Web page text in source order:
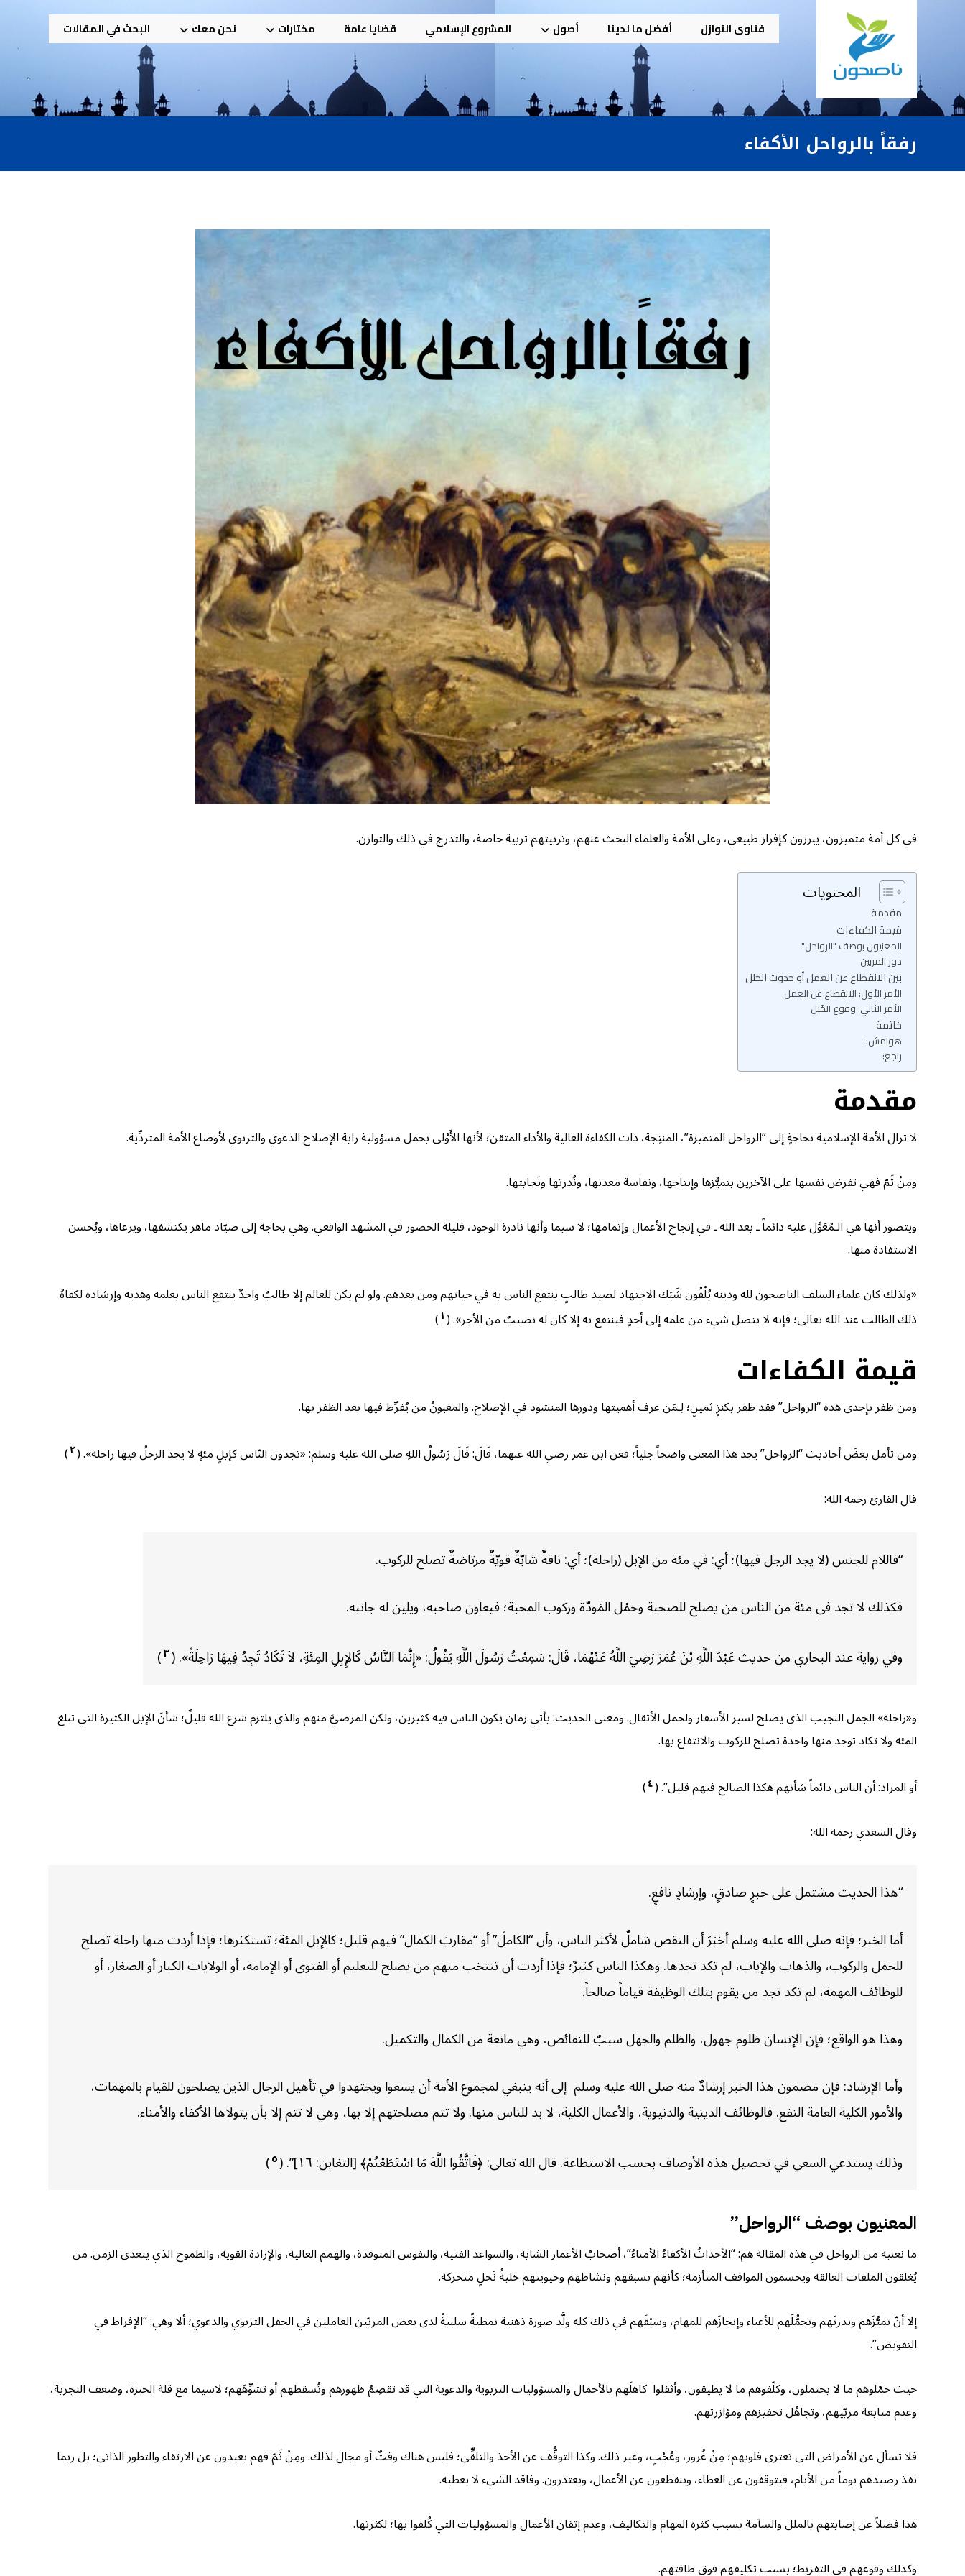
فتاوى النوازل أفضل ما لدينا أصول المشروع الإسلامي قضايا عامة مختارات نحن معك البحث في المقالات
رفقاً بالرواحل الأكفاء
في كل أمة متميزون، يبرزون كإفراز طبيعي، وعلى الأمة والعلماء البحث عنهم، وتربيتهم تربية خاصة، والتدرج في ذلك والتوازن.
المحتويات
مقدمة
قيمة الكفاءات
المعنيون بوصف "الرواحل"
دور المربين
بين الانقطاع عن العمل أو حدوث الخلل
الأمر الأول: الانقطاع عن العمل
الأمر الثاني: وقوع الخَلل
خاتمة
هوامش:
راجع:
مقدمة
لا تزال الأمة الإسلامية بحاجةٍ إلى “الرواحل المتميزة”، المنتِجة، ذات الكفاءة العالية والأداء المتقن؛ لأنها الأَوْلى بحمل مسؤولية راية الإصلاح الدعوي والتربوي لأوضاع الأمة المتردِّية.
ومِنْ ثَمّ فهي تفرض نفسها على الآخرين بتميُّزها وإنتاجها، ونفاسة معدنها، ونُدرتها ونَجابتها.
ويتصور أنها هي الـمُعَوَّل عليه دائماً ـ بعد الله ـ في إنجاح الأعمال وإتمامها؛ لا سيما وأنها نادرة الوجود، قليلة الحضور في المشهد الواقعي. وهي بحاجة إلى صيّاد ماهر يكتشفها، ويرعاها، ويُحسن
الاستفادة منها.
«ولذلك كان علماء السلف الناصحون لله ودينه يُلْقُون شَبَك الاجتهاد لصيد طالبٍ ينتفع الناس به في حياتهم ومن بعدهم. ولو لم يكن للعالم إلا طالبٌ واحدٌ ينتفع الناس بعلمه وهديه وإرشاده لكفاهُ
ذلك الطالب عند الله تعالى؛ فإنه لا يتصل شيء من علمه إلى أحدٍ فينتفع به إلا كان له نصيبٌ من الأجر». (١)
قيمة الكفاءات
ومن ظفر بإحدى هذه “الرواحل” فقد ظفر بكنزٍ ثمينٍ؛ لِـمَن عرف أهميتها ودورها المنشود في الإصلاح. والمغبونُ من يُفرِّط فيها بعد الظفر بها.
ومن تأمل بعضَ أحاديث “الرواحل” يجد هذا المعنى واضحاً جلياً؛ فعن ابن عمر رضي الله عنهما، قَالَ: قَالَ رَسُولُ اللهِ صلى الله عليه وسلم: «تجدون النّاس كإبلٍ مئةٍ لا يجد الرجلُ فيها راحلة». (٢)
قال القارئ رحمه الله:
“فاللام للجنس (لا يجد الرجل فيها)؛ أي: في مئة من الإبل (راحلة)؛ أي: ناقةٌ شابّةٌ قويّةٌ مرتاضةٌ تصلح للركوب.
فكذلك لا تجد في مئة من الناس من يصلح للصحبة وحمْل المَودّة وركوب المحبة؛ فيعاون صاحبه، ويلين له جانبه.
وفي رواية عند البخاري من حديث عَبْدَ اللَّهِ بْنَ عُمَرَ رَضِيَ اللَّهُ عَنْهُمَا، قَالَ: سَمِعْتُ رَسُولَ اللَّهِ يَقُولُ: «إِنَّمَا النَّاسُ كَالإِبِلِ المِئَةِ، لاَ تَكَادُ تَجِدُ فِيهَا رَاحِلَةً». (٣)
و«راحلة» الجمل النجيب الذي يصلح لسير الأسفار ولحمل الأثقال. ومعنى الحديث: يأتي زمان يكون الناس فيه كثيرين، ولكن المرضيَّ منهم والذي يلتزم شرع الله قليلٌ؛ شأنَ الإبل الكثيرة التي تبلغ
المئة ولا تكاد توجد منها واحدة تصلح للركوب والانتفاع بها.
أو المراد: أن الناس دائماً شأنهم هكذا الصالح فيهم قليل”. (٤)
وقال السعدي رحمه الله:
“هذا الحديث مشتمل على خبرٍ صادقٍ، وإرشادٍ نافعٍ.
أما الخبر؛ فإنه صلى الله عليه وسلم أخبَرَ أن النقص شاملٌ لأكثر الناس، وأن “الكاملَ” أو “مقاربَ الكمال” فيهم قليل؛ كالإبل المئة؛ تستكثرها؛ فإذا أردت منها راحلة تصلح
للحمل والركوب، والذهاب والإياب، لم تكد تجدها. وهكذا الناس كثيرٌ؛ فإذا أردت أن تنتخب منهم من يصلح للتعليم أو الفتوى أو الإمامة، أو الولايات الكبار أو الصغار، أو
للوظائف المهمة، لم تكد تجد من يقوم بتلك الوظيفة قياماً صالحاً.
وهذا هو الواقع؛ فإن الإنسان ظلوم جهول، والظلم والجهل سببٌ للنقائص، وهي مانعة من الكمال والتكميل.
وأما الإرشاد: فإن مضمون هذا الخبر إرشادٌ منه صلى الله عليه وسلم إلى أنه ينبغي لمجموع الأمة أن يسعوا ويجتهدوا في تأهيل الرجال الذين يصلحون للقيام بالمهمات،
والأمور الكلية العامة النفع. فالوظائف الدينية والدنيوية، والأعمال الكلية، لا بد للناس منها. ولا تتم مصلحتهم إلا بها، وهي لا تتم إلا بأن يتولاها الأكفاء والأمناء.
وذلك يستدعي السعي في تحصيل هذه الأوصاف بحسب الاستطاعة. قال الله تعالى: ﴿فَاتَّقُوا اللَّهَ مَا اسْتَطَعْتُمْ﴾ [التغابن: ١٦]”. (
٥)
المعنيون بوصف “الرواحل”
ما نعنيه من الرواحل في هذه المقالة هم: “الأحداثُ الأكفاءُ الأمناءُ”، أصحابُ الأعمار الشابة، والسواعد الفتية، والنفوس المتوقدة، والهمم العالية، والإرادة القوية، والطموح الذي يتعدى الزمن. من
يُغلقون الملفات العالقة ويحسمون المواقف المتأزمة؛ كأنهم بسبقهم ونشاطهم وحيويتهم خليةُ نَحلٍ متحركة.
إلا أنّ تميُّزَهم وندرتَهم وتحمُّلَهم للأعباء وإنجازَهم للمهام، وسبْقَهم في ذلك كله ولَّد صورة ذهنية نمطيةً سلبيةً لدى بعض المربّين العاملين في الحقل التربوي والدعوي؛ ألا وهي: “الإفراط في
التفويض”.
حيث حمّلوهم ما لا يحتملون، وكلّفوهم ما لا يطيقون، وأثقلوا كاهلَهم بالأحمال والمسؤوليات التربوية والدعوية التي قد تقصِمُ ظهورهم وتُسقطهم أو تشوِّهَهم؛ لاسيما مع قلة الخبرة، وضعف التجربة،
وعدم متابعة مربّيهم، وتجاهُل تحفيزهم ومؤازرتهم.
فلا تسأل عن الأمراض التي تعتري قلوبهم؛ مِنْ غُرور، وعُجْبٍ، وغير ذلك. وكذا التوقُّف عن الأخذ والتلقِّي؛ فليس هناك وقتٌ أو مجال لذلك. ومِنْ ثَمّ فهم بعيدون عن الارتقاء والتطور الذاتي؛ بل ربما
نفذ رصيدهم يوماً من الأيام، فيتوقفون عن العطاء، وينقطعون عن الأعمال، ويعتذرون. وفاقد الشيء لا يعطيه.
هذا فضلاً عن إصابتهم بالملل والسآمة بسبب كثرة المهام والتكاليف، وعدم إتقان الأعمال والمسؤوليات التي كُلفوا بها؛ لكثرتها.
وكذلك وقوعهم في التفريط؛ بسبب تكليفهم فوق طاقتهم.